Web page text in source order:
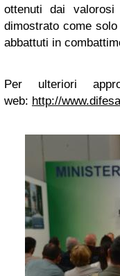
ottenuti dai valorosi
dimostrato come
abbattuti in
Per ulteriori
web: http://